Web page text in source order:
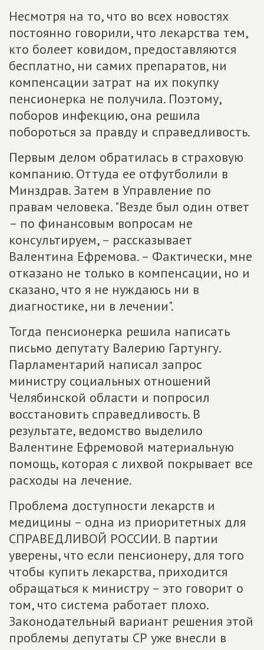
Несмотря на то, что во всех новостях
постоянно говорили, что лекарства тем,
кто болеет ковидом, предоставляются
бесплатно, ни самих препаратов, ни
компенсации затрат на их покупку
пенсионерка не получила. Поэтому,
поборов инфекцию, она решила
побороться за правду и справедливость.
Первым делом обратилась в страховую
компанию. Оттуда ее отфутболили в
Минздрав. Затем в Управление по
правам человека. "Везде был один ответ
– по финансовым вопросам не
консультируем, – рассказывает
Валентина Ефремова. – Фактически, мне
отказано не только в компенсации, но и
сказано, что я не нуждаюсь ни в
диагностике, ни в лечении".
Тогда пенсионерка решила написать
письмо депутату Валерию Гартунгу.
Парламентарий написал запрос
министру социальных отношений
Челябинской области и попросил
восстановить справедливость. В
результате, ведомство выделило
Валентине Ефремовой материальную
помощь, которая с лихвой покрывает все
расходы на лечение.
Проблема доступности лекарств и
медицины – одна из приоритетных для
СПРАВЕДЛИВОЙ РОССИИ. В партии
уверены, что если пенсионеру, для того
чтобы купить лекарства, приходится
обращаться к министру – это говорит о
том, что система работает плохо.
Законодательный вариант решения этой
проблемы депутаты СР уже внесли в